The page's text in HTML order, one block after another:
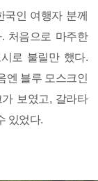
인 여행자 분께
처음으로 마주한
로 불릴만 했다.
엔 블루 모스크인
보였고, 갈라타
있었다.